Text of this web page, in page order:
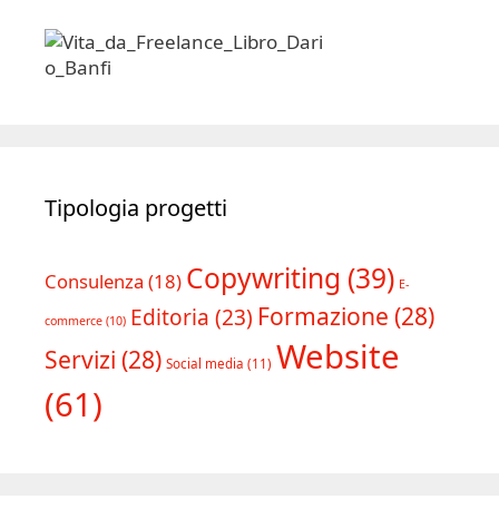
Tipologia progetti
Consulenza (18) Copywriting (39) E-
commerce (10) Editoria (23) Formazione (28)
Servizi (28) Social media (11) Website
(61)